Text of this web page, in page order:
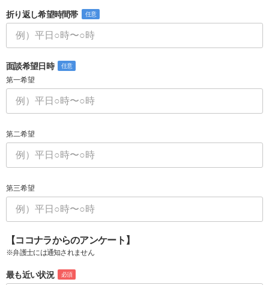
折り返し希望時間帯 任意
面談希望日時 任意
第一希望
第二希望
第三希望
【ココナラからのアンケート】
※弁護士には通知されません
最も近い状況 必須